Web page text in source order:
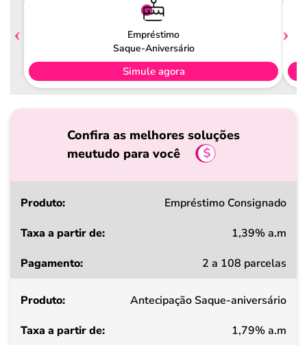
Empréstimo
Saque-Aniversário
Simule agora
Confira as melhores soluções
meutudo para você
Produto
a
de
Empréstimo Consignado
1,39% a.m
2 a 108 parcelas
Antecipação Saque-aniversário
1,79% a.m